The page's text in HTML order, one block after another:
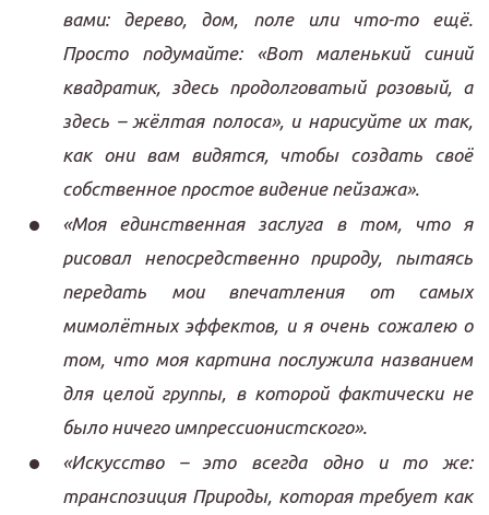
вами: дерево, дом, поле или что-то ещё.
Просто подумайте: «Вот маленький синий
квадратик, здесь продолговатый розовый, а
здесь – жёлтая полоса», и нарисуйте их так,
как они вам видятся, чтобы создать своё
собственное простое видение пейзажа».
«Моя единственная заслуга в том, что я
рисовал непосредственно природу, пытаясь
передать мои впечатления от самых
мимолётных эффектов, и я очень сожалею о
том, что моя картина послужила названием
для целой группы, в которой фактически не
было ничего импрессионистского».
«Искусство – это всегда одно и то же:
транспозиция Природы, которая требует как